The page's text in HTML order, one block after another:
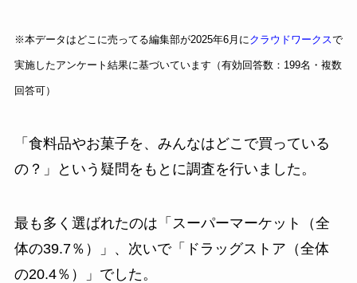
※本データはどこに売ってる編集部が2025年6月にクラウドワークスで
実施したアンケート結果に基づいています（有効回答数：199名・複数
回答可）
「食料品やお菓子を、みんなはどこで買っている
の？」という疑問をもとに調査を行いました。
最も多く選ばれたのは「スーパーマーケット（全
体の39.7％）」、次いで「ドラッグストア（全体
の20.4％）」でした。